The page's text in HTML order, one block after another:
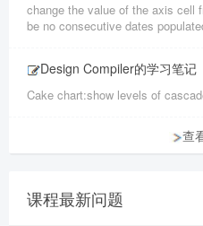
change the value of the axis cell
be no consecutive dates
Design Compiler的学习笔记
Cake chart:show levels of
查
课程最新问题